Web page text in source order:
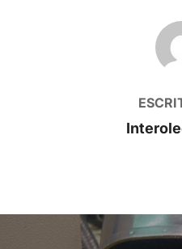
AUTOR DE
Navegación